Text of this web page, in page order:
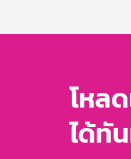
โหล
ได้ทั